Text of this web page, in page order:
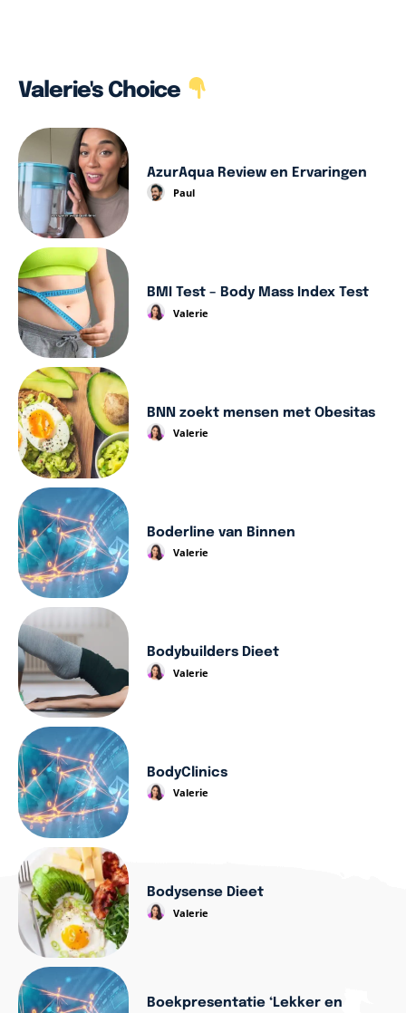
Valerie's Choice
AzurAqua Review en Ervaringen
Paul
BMI Test – Body Mass Index Test
Valerie
BNN zoekt mensen met Obesitas
Valerie
Boderline van Binnen
Valerie
Bodybuilders Dieet
Valerie
BodyClinics
Valerie
Bodysense Dieet
Valerie
Boekpresentatie ‘Lekker en